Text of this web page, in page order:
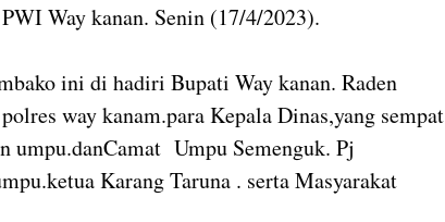
Way kanan. Senin (17/4/2023).
ini di hadiri Bupati Way kanan. Raden
way kanam.para Kepala Dinas,yang sempat
umpu.danCamat Umpu Semenguk. Pj
Karang Taruna . serta Masyarakat